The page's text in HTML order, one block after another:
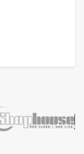
độc đáo,
ván, không